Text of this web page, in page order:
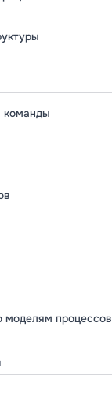
команды
моделям процессов